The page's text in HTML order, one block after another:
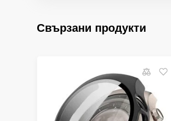
Свързани продукти